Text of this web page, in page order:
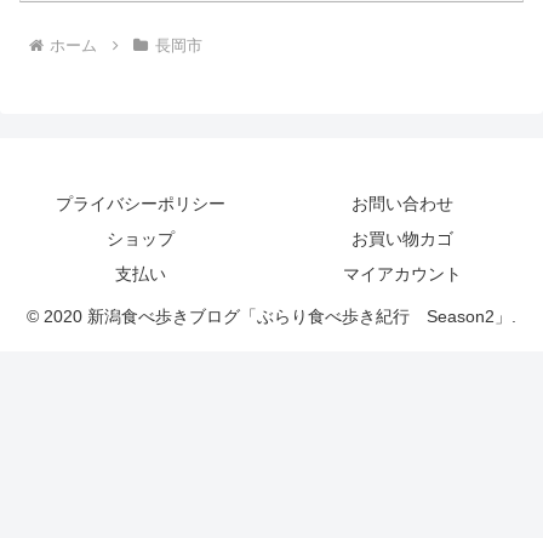
ホーム 長岡市
プライバシーポリシー
お問い合わせ
ショップ
お買い物カゴ
支払い
マイアカウント
© 2020 新潟食べ歩きブログ「ぶらり食べ歩き紀行 Season2」.